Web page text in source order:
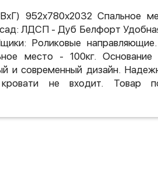
952х780х2032 Спальное
ЛДСП - Дуб Белфорт
Роликовые
место - 100кг.
и современный дизайн.
не входит. Товар